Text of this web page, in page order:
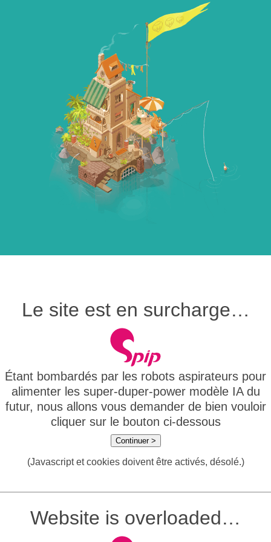
Le site est en surcharge…
Étant bombardés par les robots aspirateurs pour
alimenter les super-duper-power modèle IA du
futur, nous allons vous demander de bien vouloir
cliquer sur le bouton ci-dessous
Continuer >
(Javascript et cookies doivent être activés, désolé.)
Website is overloaded…